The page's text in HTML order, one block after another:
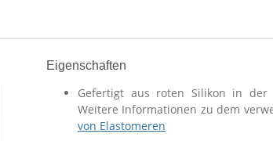
Eigenschaften
Gefertigt aus roten Silikon in der
Weitere Informationen zu dem
von Elastomeren